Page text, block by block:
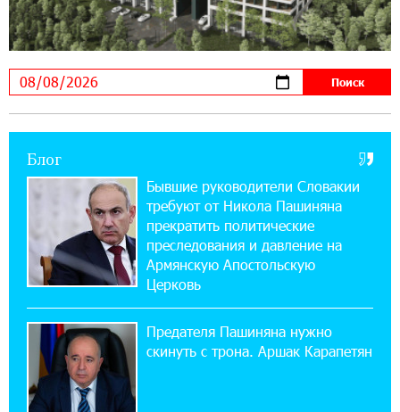
Seaside Startup Summit
10:12:55 3-08-2026
В мобильном приложении Юнибанка теперь
можно зарегистрироваться также с помощью
«Бесплатные бонусы в играх»: IDBank
предупреждает о кибератаках на школьников
11:21:15 31-07-2026
ЕАЭС со временем будет расширяться. Когда-
нибудь это поймёт и рядовой армянин, но
11:03:52 31-07-2026
Если Израиль использует тему Геноцида
армян против Эрдогана, то что для него
значит сам Геноцид?
Блог
Бывшие руководители Словакии
требуют от Никола Пашиняна
прекратить политические
преследования и давление на
Армянскую Апостольскую
Церковь
Предателя Пашиняна нужно
скинуть с трона. Аршак Карапетян